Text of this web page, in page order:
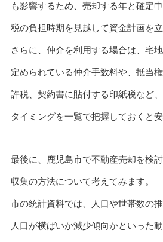
も影響するため、売却する年と確定
税の負担時期を見越して資金計画を
さらに、仲介を利用する場合は、宅
定められている仲介手数料や、抵当
許税、契約書に貼付する印紙税など
タイミングを一覧で把握しておくと安
最後に、鹿児島市で不動産売却を検
収集の方法について考えてみます。
市の統計資料では、人口や世帯数の
人口が横ばいか減少傾向かといった